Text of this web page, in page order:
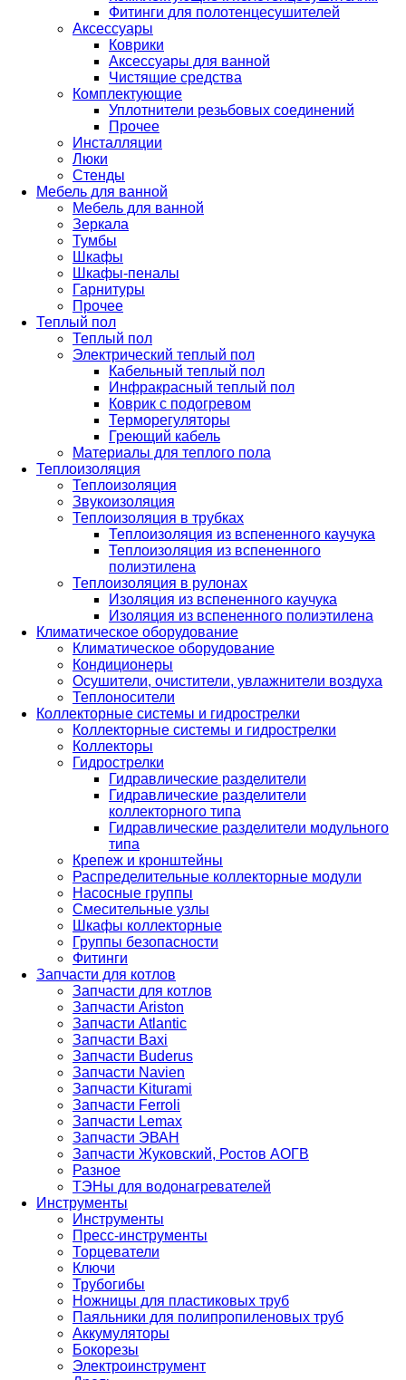
Фитинги для полотенцесушителей
Аксессуары
Коврики
Аксессуары для ванной
Чистящие средства
Комплектующие
Уплотнители резьбовых соединений
Прочее
Инсталляции
Люки
Стенды
Мебель для ванной
Мебель для ванной
Зеркала
Тумбы
Шкафы
Шкафы-пеналы
Гарнитуры
Прочее
Теплый пол
Теплый пол
Электрический теплый пол
Кабельный теплый пол
Инфракрасный теплый пол
Коврик с подогревом
Терморегуляторы
Греющий кабель
Материалы для теплого пола
Теплоизоляция
Теплоизоляция
Звукоизоляция
Теплоизоляция в трубках
Теплоизоляция из вспененного каучука
Теплоизоляция из вспененного
полиэтилена
Теплоизоляция в рулонах
Изоляция из вспененного каучука
Изоляция из вспененного полиэтилена
Климатическое оборудование
Климатическое оборудование
Кондиционеры
Осушители, очистители, увлажнители воздуха
Теплоносители
Коллекторные системы и гидрострелки
Коллекторные системы и гидрострелки
Коллекторы
Гидрострелки
Гидравлические разделители
Гидравлические разделители
коллекторного типа
Гидравлические разделители модульного
типа
Крепеж и кронштейны
Распределительные коллекторные модули
Насосные группы
Смесительные узлы
Шкафы коллекторные
Группы безопасности
Фитинги
Запчасти для котлов
Запчасти для котлов
Запчасти Ariston
Запчасти Atlantic
Запчасти Baxi
Запчасти Buderus
Запчасти Navien
Запчасти Kiturami
Запчасти Ferroli
Запчасти Lemax
Запчасти ЭВАН
Запчасти Жуковский, Ростов АОГВ
Разное
ТЭНы для водонагревателей
Инструменты
Инструменты
Пресс-инструменты
Торцеватели
Ключи
Трубогибы
Ножницы для пластиковых труб
Паяльники для полипропиленовых труб
Аккумуляторы
Бокорезы
Электроинструмент